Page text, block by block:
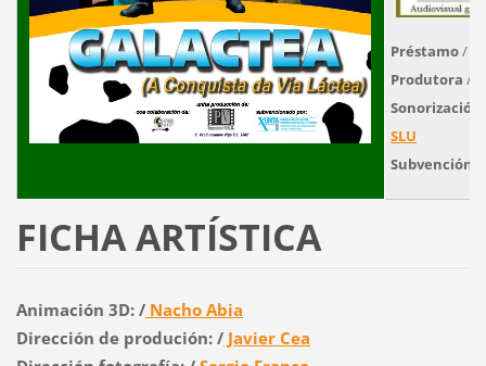
Préstamo/
Produtora /
SLU
Subvención
FICHA ARTÍSTICA
Animación 3D: /Nacho Abia
Dirección de produción: /Javier Cea